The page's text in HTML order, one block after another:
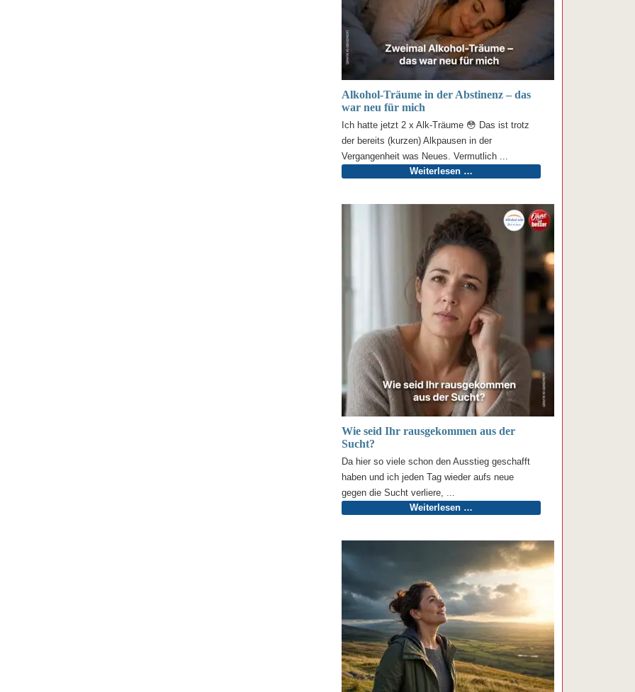
Alkohol-Träume in der Abstinenz – das
war neu für mich
Ich hatte jetzt 2 x Alk-Träume 😳 Das ist trotz
der bereits (kurzen) Alkpausen in der
Vergangenheit was Neues. Vermutlich ...
Weiterlesen …
Wie seid Ihr rausgekommen aus der
Sucht?
Da hier so viele schon den Ausstieg geschafft
haben und ich jeden Tag wieder aufs neue
gegen die Sucht verliere, ...
Weiterlesen …